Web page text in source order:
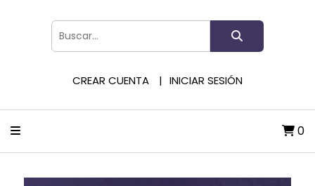
CREAR CUENTA INICIAR SESIÓN
0